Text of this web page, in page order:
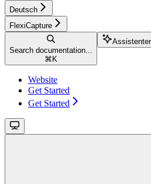
Deutsch
FlexiCapture
Search documentation...
⌘ K
Website
Get Started
Get Started